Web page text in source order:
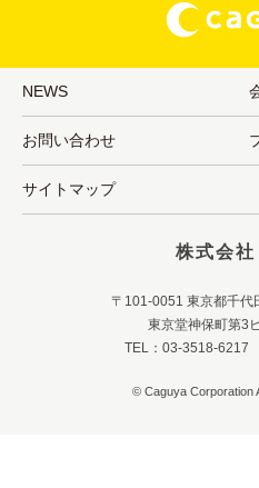
NEWS
お問い合わせ
サイトマップ
株式会
〒101-0051 東京都千代
東京堂神保町第3
TEL：03-3518-6217
© Caguya Corporation